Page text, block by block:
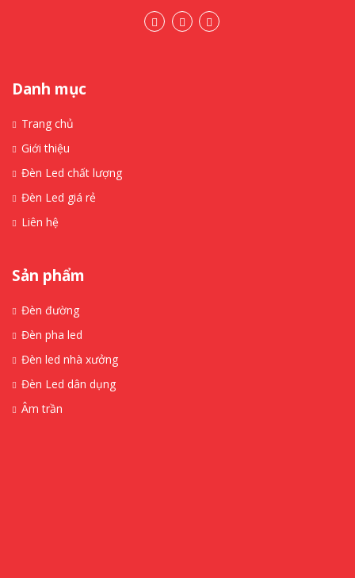
Danh mục
Trang chủ
Giới thiệu
Đèn Led chất lượng
Đèn Led giá rẻ
Liên hệ
Sản phẩm
Đèn đường
Đèn pha led
Đèn led nhà xưởng
Đèn Led dân dụng
Âm trần